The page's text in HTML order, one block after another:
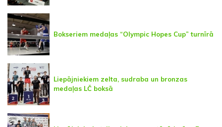
Bokseriem medaļas “Olympic Hopes Cup” turnīrā
Liepājniekiem zelta, sudraba un bronzas
medaļas LČ boksā